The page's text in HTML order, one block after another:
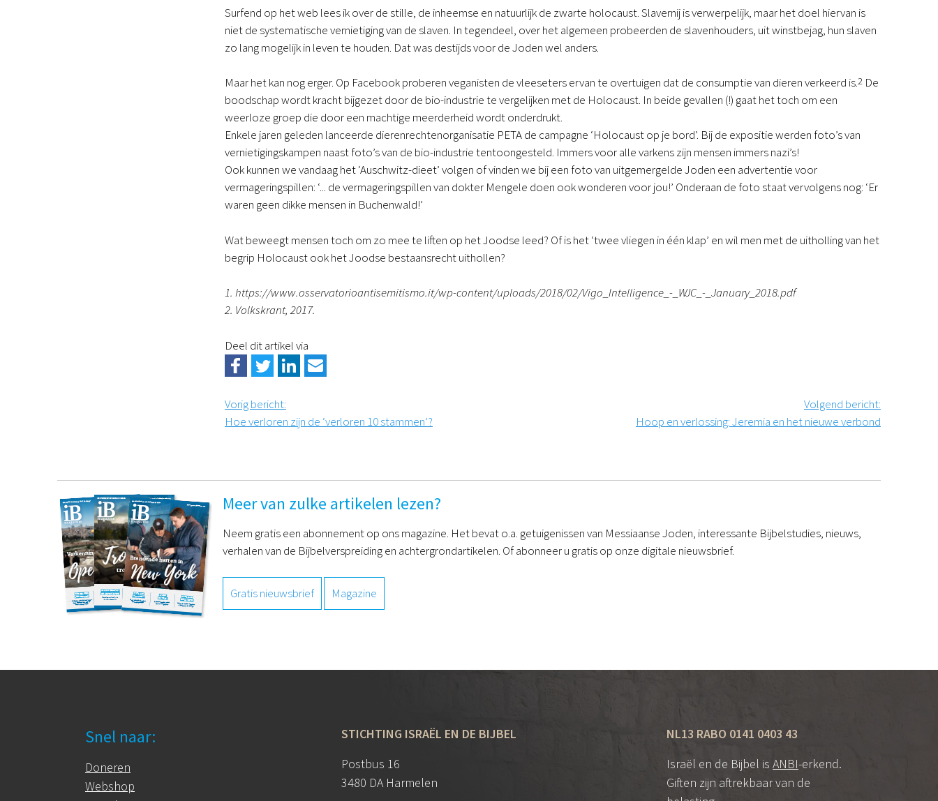
Surfend op het web lees ik over de stille, de inheemse en natuurlijk de zwarte holocaust. Slavernij is verwerpelijk, maar het doel hiervan is
niet de systematische vernietiging van de slaven. In tegendeel, over het algemeen probeerden de slavenhouders, uit winstbejag, hun slaven
zo lang mogelijk in leven te houden. Dat was destijds voor de Joden wel anders.
Maar het kan nog erger. Op Facebook proberen veganisten de vleeseters ervan te overtuigen dat de consumptie van dieren verkeerd is.2 De
boodschap wordt kracht bijgezet door de bio-industrie te vergelijken met de Holocaust. In beide gevallen (!) gaat het toch om een
weerloze groep die door een machtige meerderheid wordt onderdrukt.
Enkele jaren geleden lanceerde dierenrechtenorganisatie PETA de campagne ‘Holocaust op je bord’. Bij de expositie werden foto’s van
vernietigingskampen naast foto’s van de bio-industrie tentoongesteld. Immers voor alle varkens zijn mensen immers nazi’s!
Ook kunnen we vandaag het ‘Auschwitz-dieet’ volgen of vinden we bij een foto van uitgemergelde Joden een advertentie voor
vermageringspillen: ‘... de vermageringspillen van dokter Mengele doen ook wonderen voor jou!’ Onderaan de foto staat vervolgens nog: ‘Er
waren geen dikke mensen in Buchenwald!’
Wat beweegt mensen toch om zo mee te liften op het Joodse leed? Of is het ‘twee vliegen in één klap’ en wil men met de uitholling van het
begrip Holocaust ook het Joodse bestaansrecht uithollen?
1. https://www.osservatorioantisemitismo.it/wp-content/uploads/2018/02/Vigo_Intelligence_-_WJC_-_January_2018.pdf
2. Volkskrant, 2017.
Deel dit artikel via
Vorig bericht:
Hoe verloren zijn de ‘verloren 10 stammen’?
Volgend bericht:
Hoop en verlossing: Jeremia en het nieuwe verbond
Meer van zulke artikelen lezen?
Neem gratis een abonnement op ons magazine. Het bevat o.a. getuigenissen van Messiaanse Joden, interessante Bijbelstudies, nieuws,
verhalen van de Bijbelverspreiding en achtergrondartikelen. Of abonneer u gratis op onze digitale nieuwsbrief.
Gratis nieuwsbrief Magazine
Snel naar:
Doneren
Webshop
STICHTING ISRAËL EN DE BIJBEL
Postbus 16
3480 DA Harmelen
NL13 RABO 0141 0403 43
Israël en de Bijbel is ANBI-erkend.
Giften zijn aftrekbaar van de